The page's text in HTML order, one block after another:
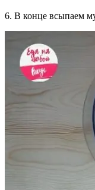
6. В конце всыпаем